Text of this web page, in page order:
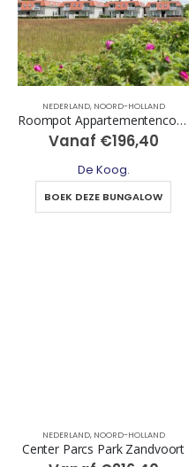
NEDERLAND, NOORD-HOLLAND
Roompot Appartementencomplex Bosch en Zee
Vanaf €196,40
De Koog.
BOEK DEZE BUNGALOW
NEDERLAND, NOORD-HOLLAND
Center Parcs Park Zandvoort